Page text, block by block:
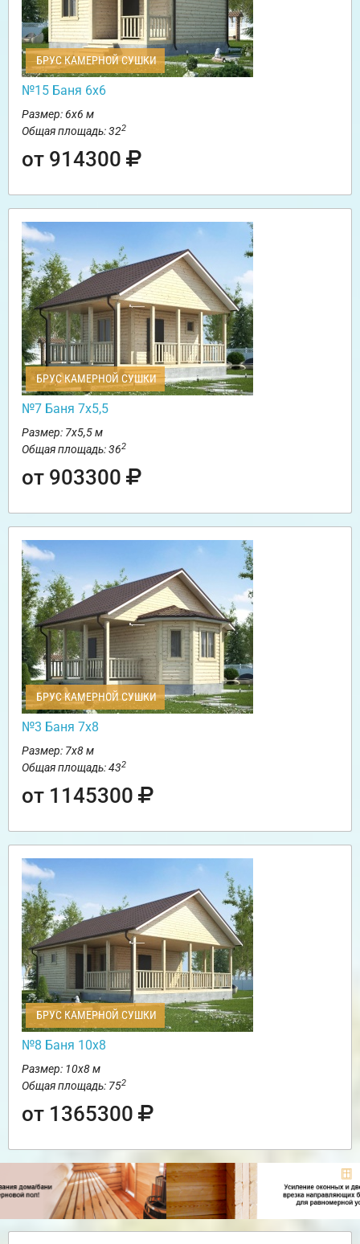
БРУС КАМЕРНОЙ СУШКИ
№15 Баня 6х6
Размер: 6х6 м
Общая площадь: 322
от 914300
БРУС КАМЕРНОЙ СУШКИ
№7 Баня 7х5,5
Размер: 7х5,5 м
Общая площадь: 362
от 903300
БРУС КАМЕРНОЙ СУШКИ
№3 Баня 7х8
Размер: 7х8 м
Общая площадь: 432
от 1145300
БРУС КАМЕРНОЙ СУШКИ
№8 Баня 10х8
Размер: 10х8 м
Общая площадь: 752
от 1365300